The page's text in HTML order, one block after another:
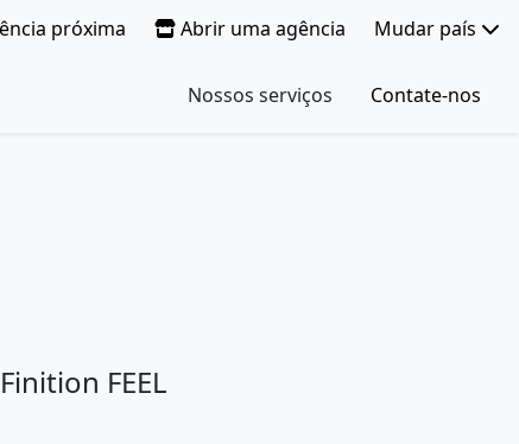
próxima Abrir uma agência Mudar país
Nossos serviços Contate-nos
FEEL